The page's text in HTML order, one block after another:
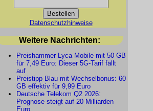
Datenschutzhinweise
Weitere Nachrichten:
Preishammer Lyca Mobile mit 50 GB
für 7,49 Euro: Dieser 5G-Tarif fällt
auf
Preistipp Blau mit Wechselbonus: 60
GB effektiv für 9,99 Euro
Deutsche Telekom Q2 2026:
Prognose steigt auf 20 Milliarden
Euro